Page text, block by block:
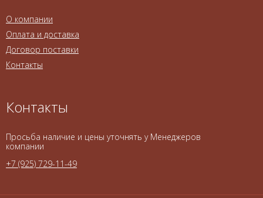
О компании
Оплата и доставка
Договор поставки
Контакты
Контакты
Просьба наличие и цены уточнять у Менеджеров
компании
+7 (925) 729-11-49